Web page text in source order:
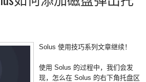
Solus 使用技巧系列文章继续！
使用 Solus 的过程中，我们会发
现，怎么在 Solus 的右下角托盘区